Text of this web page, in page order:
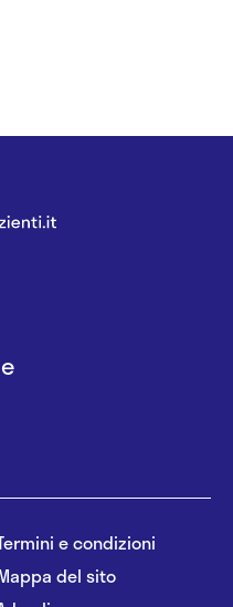
e condizioni
del sito